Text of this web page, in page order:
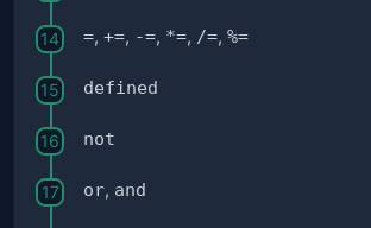
=, +=, -=, *=, /=, %=
defined
not
or, and